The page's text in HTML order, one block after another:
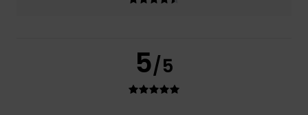
5/5